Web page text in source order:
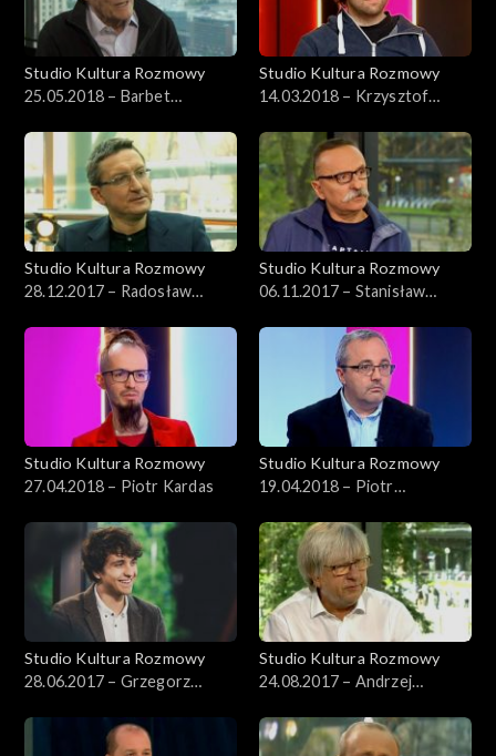
Studio Kultura Rozmowy
25.05.2018 – Barbet
Studio Kultura Rozmowy
14.03.2018 – Krzysztof
Studio Kultura Rozmowy
28.12.2017 – Radosław
Studio Kultura Rozmowy
06.11.2017 – Stanisław
Studio Kultura Rozmowy
27.04.2018 – Piotr Kardas
Studio Kultura Rozmowy
19.04.2018 – Piotr
Studio Kultura Rozmowy
28.06.2017 – Grzegorz
Studio Kultura Rozmowy
24.08.2017 – Andrzej